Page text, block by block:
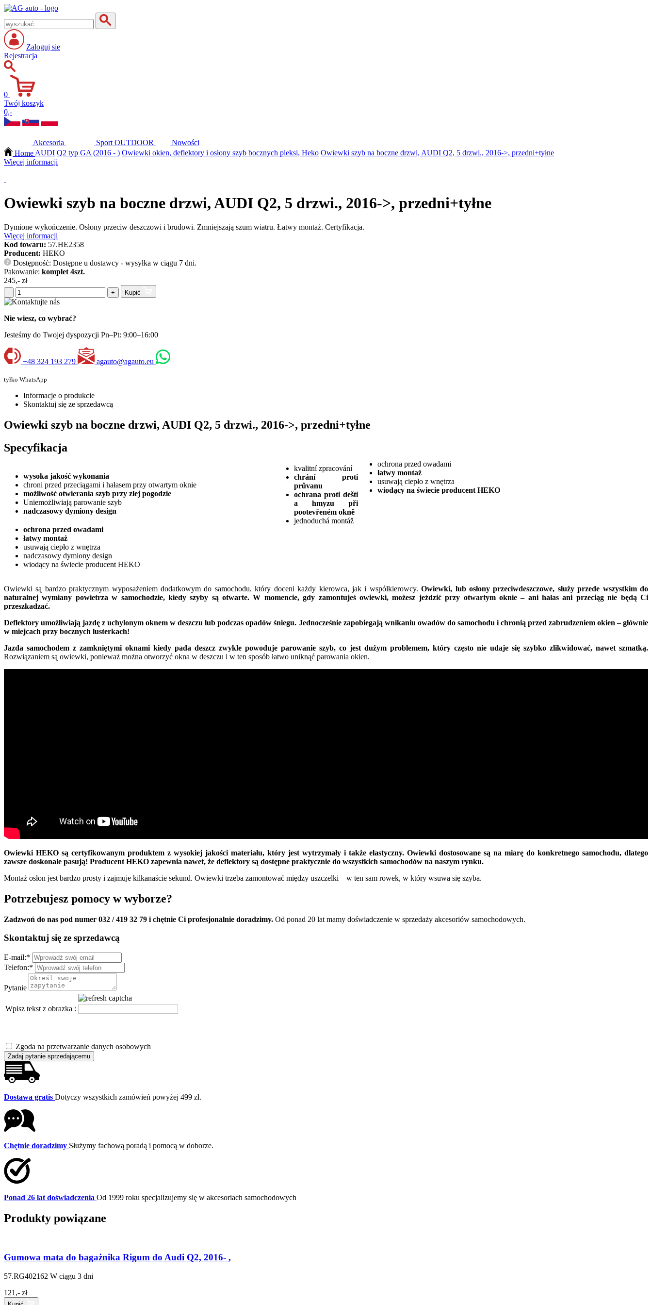
Zaloguj sie
Rejestracja
0
Twój koszyk
0,-
Akcesoria Sport OUTDOOR
Nowości
HomeAUDI Q2 typ GA (2016 - ) Owiewki okien, deflektory i osłony szyb bocznych pleksi, Heko Owiewki szyb na boczne drzwi, AUDI Q2, 5 drzwi., 2016->, przedni+tyłne
Więcej informacji
Owiewki szyb na boczne drzwi, AUDI Q2, 5 drzwi., 2016->, przedni+tyłne
Dymione wykończenie. Osłony przeciw deszczowi i brudowi. Zmniejszają szum wiatru. Łatwy montaż. Certyfikacja.
Więcej informacji
Kod towaru: 57.HE2358
Producent: HEKO
?
Dostępność: Dostępne u dostawcy - wysyłka w ciągu 7 dni.
Pakowanie: komplet 4szt.
245,- zł
- + Kupić
Nie wiesz, co wybrać?
Jesteśmy do Twojej dyspozycji Pn–Pt: 9:00–16:00
+48 324 193 279 agauto@agauto.eu
tyłko WhatsApp
Informacje o produkcie
Skontaktuj się ze sprzedawcą
Owiewki szyb na boczne drzwi, AUDI Q2, 5 drzwi., 2016->, przedni+tyłne
Specyfikacja
wysoka jakość wykonania
chroni przed przeciągami i hałasem przy otwartym oknie
możliwość otwierania szyb przy złej pogodzie
Uniemożliwiają parowanie szyb
nadczasowy dymiony design
ochrona przed owadami
łatwy montaż
usuwają ciepło z wnętrza
wiodący na świecie producent HEKO
kvalitní zpracování
chrání proti
průvanu
ochrana proti dešti
a hmyzu
při
pootevřeném okně
jednoduchá montáž
ochrona przed owadami
łatwy montaż
usuwają ciepło z wnętrza
nadczasowy dymiony design
wiodący na świecie producent HEKO
Owiewki są bardzo praktycznym wyposażeniem dodatkowym do samochodu, który doceni każdy kierowca, jak i wspólkierowcy.Owiewki, lub osłony przeciwdeszczowe, służy przede wszystkim do
naturalnej wymiany powietrza w samochodzie, kiedy szyby są otwarte. W momencie, gdy zamontujeś owiewki, możesz jeździć przy otwartym oknie – ani hałas ani przeciąg nie będą Ci
przeszkadzać.
Deflektory umożliwiają jazdę z uchylonym oknem w deszczu lub podczas opadów śniegu. Jednocześnie zapobiegają wnikaniu owadów do samochodu i chronią przed zabrudzeniem okien – głównie
w miejcach przy bocznych lusterkach!
Jazda samochodem z zamkniętymi oknami kiedy pada deszcz zwykle powoduje parowanie szyb, co jest dużym problemem, który często nie udaje się szybko zlikwidować, nawet szmatką.
Rozwiązaniem są owiewki, ponieważ można otworzyć okna w deszczu i w ten sposób łatwo uniknąć parowania okien.
Owiewki HEKO są certyfikowanym produktem z wysokiej jakości materiału, który jest wytrzymały i także elastyczny. Owiewki dostosowane są na miarę do konkretnego samochodu, dlatego
zawsze doskonale pasują! Producent HEKO zapewnia nawet, że deflektory są dostępne praktycznie do wszystkich samochodów na naszym rynku.
Montaż osłon jest bardzo prosty i zajmuje kilkanaście sekund. Owiewki trzeba zamontować między uszczelki – w ten sam rowek, w który wsuwa się szyba.
Potrzebujesz pomocy w wyborze?
Zadzwoń do nas pod numer 032 / 419 32 79 i chętnie Ci profesjonalnie doradzimy. Od ponad 20 lat mamy doświadczenie w sprzedaży akcesoriów samochodowych.
Skontaktuj się ze sprzedawcą
E-mail:*
Telefon:*
Pytanie
Wpisz tekst z obrazka :
Zgoda na przetwarzanie danych osobowych
Zadaj pytanie sprzedającemu
Dostawa gratis Dotyczy wszystkich zamówień powyżej 499 zł.
Chętnie doradzimy Służymy fachową poradą i pomocą w doborze.
Ponad 26 lat doświadczenia Od 1999 roku specjalizujemy się w akcesoriach samochodowych
Produkty powiązane
Gumowa mata do bagażnika Rigum do Audi Q2, 2016- ,
57.RG402162 W ciągu 3 dni
121,- zł